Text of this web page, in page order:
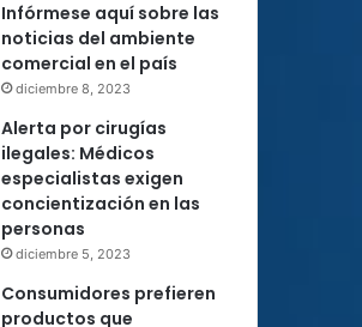
Infórmese aquí sobre las
noticias del ambiente
comercial en el país
diciembre 8, 2023
Alerta por cirugías
ilegales: Médicos
especialistas exigen
concientización en las
personas
diciembre 5, 2023
Consumidores prefieren
productos que